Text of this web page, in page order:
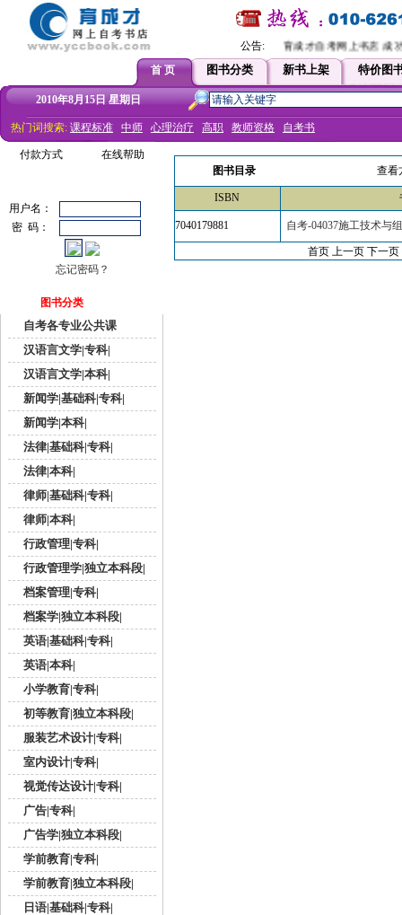
公告:
育成才自考网上书店 成
首 页
图书分类 新书上架 特价图
2010年8月15日 星期日
热门词搜索: 课程标准 中师 心理治疗 高职 教师资格 自考书
付款方式 在线帮助
用户名：
密 码：
忘记密码？
图书分类
自考各专业公共课
汉语言文学|专科|
汉语言文学|本科|
新闻学|基础科|专科|
新闻学|本科|
法律|基础科|专科|
法律|本科|
律师|基础科|专科|
律师|本科|
行政管理|专科|
行政管理学|独立本科段|
档案管理|专科|
档案学|独立本科段|
英语|基础科|专科|
英语|本科|
小学教育|专科|
初等教育|独立本科段|
服装艺术设计|专科|
室内设计|专科|
视觉传达设计|专科|
广告|专科|
广告学|独立本科段|
学前教育|专科|
学前教育|独立本科段|
日语|基础科|专科|
图书目录 查看
ISBN
7040179881 自考-04037施工技术与
首页 上一页 下一页